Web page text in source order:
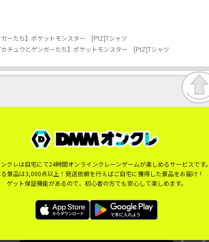
ガーたち】ポケットモンスター [PtZ]Tシャツ
カチュウとゲンガーたち】ポケットモンスター [PtZ]Tシャツ
クレは自宅にて24時間オンラインクレーンゲームが楽しめるサービスです
景品は3,000点以上！発送依頼を行えばご自宅に獲得した景品をお届け！
ゲット保証機能があるので、初心者の方でも安心して楽しめます。